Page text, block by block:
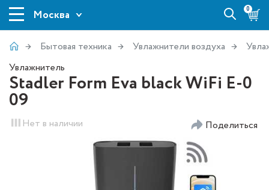
Москва 0
Бытовая техника Увлажнители воздуха
Увлажнитель
Stadler Form Eva black WiFi E-0
09
Нет в наличии Поделиться